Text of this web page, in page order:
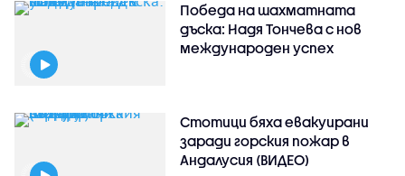
Победа на шахматната
дъска: Надя Тончева с нов
международен успех
Стотици бяха евакуирани
заради горския пожар в
Андалусия (ВИДЕО)